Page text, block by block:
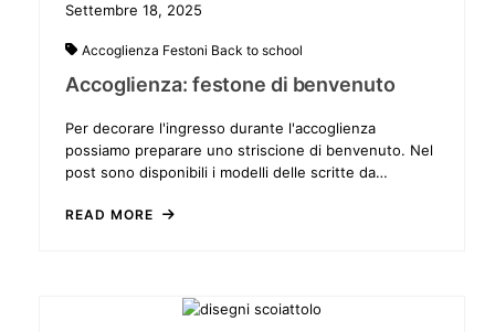
Settembre 18, 2025
Accoglienza Festoni Back to school
Accoglienza: festone di benvenuto
Per decorare l'ingresso durante l'accoglienza
possiamo preparare uno striscione di benvenuto. Nel
post sono disponibili i modelli delle scritte da…
READ MORE